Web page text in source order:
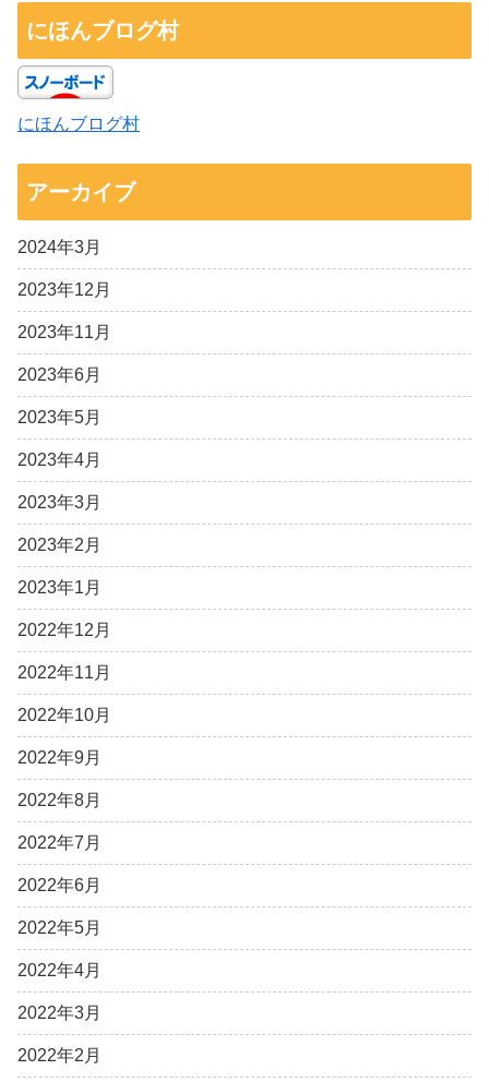
にほんブログ村
にほんブログ村
アーカイブ
2024年3月
2023年12月
2023年11月
2023年6月
2023年5月
2023年4月
2023年3月
2023年2月
2023年1月
2022年12月
2022年11月
2022年10月
2022年9月
2022年8月
2022年7月
2022年6月
2022年5月
2022年4月
2022年3月
2022年2月